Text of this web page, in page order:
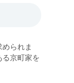
られま
京町家を